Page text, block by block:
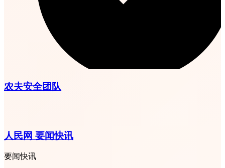
农夫安全团队
人民网 要闻快讯
要闻快讯